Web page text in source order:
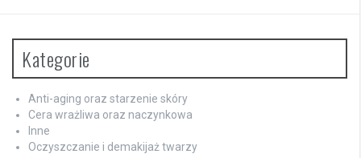
Kategorie
Anti-aging oraz starzenie skóry
Cera wrażliwa oraz naczynkowa
Inne
Oczyszczanie i demakijaż twarzy